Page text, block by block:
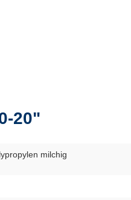
20"
milchig